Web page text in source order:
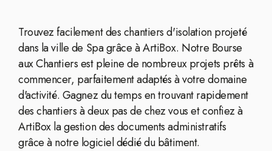
Trouvez facilement des chantiers d'isolation projeté
dans la ville de Spa grâce à ArtiBox. Notre Bourse
aux Chantiers est pleine de nombreux projets prêts à
commencer, parfaitement adaptés à votre domaine
d'activité. Gagnez du temps en trouvant rapidement
des chantiers à deux pas de chez vous et confiez à
ArtiBox la gestion des documents administratifs
grâce à notre logiciel dédié du bâtiment.